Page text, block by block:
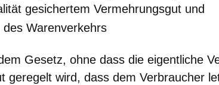
gesichertem Vermehrungsgut und
Warenverkehrs
Gesetz, ohne dass die eigentliche
geregelt wird, dass dem Verbraucher